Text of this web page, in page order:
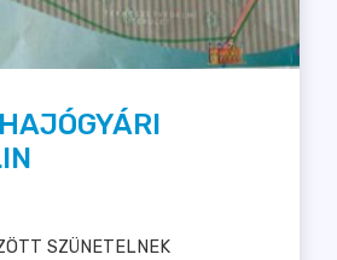
SZÜNETELNEK